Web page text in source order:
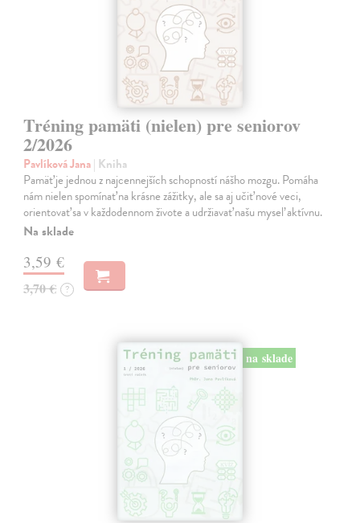
Tréning pamäti (nielen) pre seniorov
2/2026
Pavlíková Jana| Kniha
Pamäť je jednou z najcennejších schopností nášho mozgu. Pomáha
nám nielen spomínať na krásne zážitky, ale sa aj učiť nové veci,
orientovať sa v každodennom živote a udržiavať našu myseľ aktívnu.
Na sklade
3,59 €
3,70 € ?
na sklade